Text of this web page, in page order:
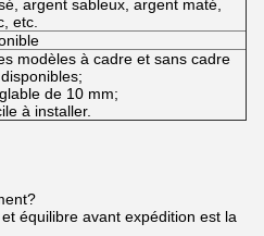
argent sableux, argent maté,
etc.
modèles à cadre et sans cadre
de 10 mm;
à installer.
équilibre avant expédition est la